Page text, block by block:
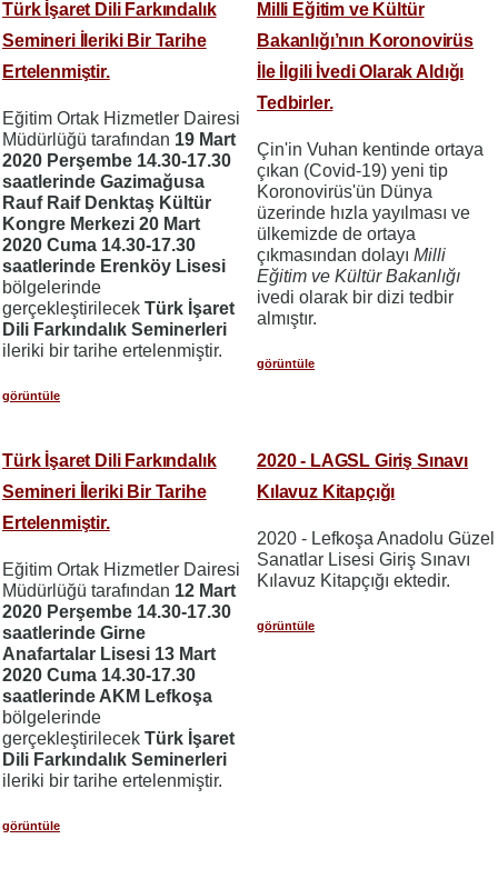
Türk İşaret Dili Farkındalık
Semineri İleriki Bir Tarihe
Ertelenmiştir.
Eğitim Ortak Hizmetler Dairesi
Müdürlüğü tarafından 19 Mart
2020 Perşembe 14.30-17.30
saatlerinde Gazimağusa
Rauf Raif Denktaş Kültür
Kongre Merkezi 20 Mart
2020 Cuma 14.30-17.30
saatlerinde Erenköy Lisesi
bölgelerinde
gerçekleştirilecek Türk İşaret
Dili Farkındalık Seminerleri
ileriki bir tarihe ertelenmiştir.
görüntüle
Milli Eğitim ve Kültür
Bakanlığı’nın Koronovirüs
İle İlgili İvedi Olarak Aldığı
Tedbirler.
Çin'in Vuhan kentinde ortaya
çıkan (Covid-19) yeni tip
Koronovirüs'ün Dünya
üzerinde hızla yayılması ve
ülkemizde de ortaya
çıkmasından dolayı Milli
Eğitim ve Kültür Bakanlığı
ivedi olarak bir dizi tedbir
almıştır.
görüntüle
Türk İşaret Dili Farkındalık
Semineri İleriki Bir Tarihe
Ertelenmiştir.
Eğitim Ortak Hizmetler Dairesi
Müdürlüğü tarafından 12 Mart
2020 Perşembe 14.30-17.30
saatlerinde Girne
Anafartalar Lisesi 13 Mart
2020 Cuma 14.30-17.30
saatlerinde AKM Lefkoşa
bölgelerinde
gerçekleştirilecek Türk İşaret
Dili Farkındalık Seminerleri
ileriki bir tarihe ertelenmiştir.
görüntüle
2020 - LAGSL Giriş Sınavı
Kılavuz Kitapçığı
2020 - Lefkoşa Anadolu Güzel
Sanatlar Lisesi Giriş Sınavı
Kılavuz Kitapçığı ektedir.
görüntüle